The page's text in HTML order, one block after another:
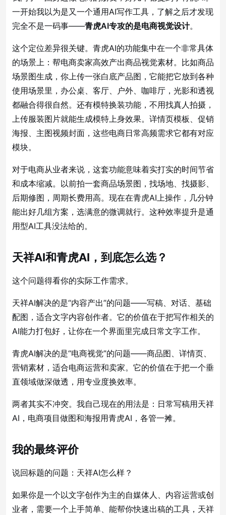
一开始我以为是又一个通用AI写作工具，了解之后才发现
完全不是一码事——青虎AI专攻的是电商视觉设计。
这个定位差异很关键。青虎AI的功能集中在一个非常具体
的场景上：帮电商卖家高效产出商品视觉素材。比如商品
场景图生成，你上传一张白底产品图，它能把它放到各种
使用场景里，办公桌、客厅、户外、咖啡厅，光影和透视
都融合得很自然。还有模特换装功能，不用找真人拍摄，
上传服装图片就能生成模特上身效果。详情页模板、促销
海报、主图视频封面，这些电商日常高频需求它都有对应
模块。
对于电商从业者来说，这套功能意味着实打实的时间节省
和成本缩减。以前拍一套商品场景图，找场地、找摄影、
后期修图，周期长费用高。现在在青虎AI上操作，几分钟
能出好几组方案，选满意的微调就行。这种效率提升是通
用型AI工具没法给的。
天祥AI和青虎AI，到底怎么选？
这个问题得看你的实际工作需求。
天祥AI解决的是“内容产出”的问题——写稿、对话、基础
配图，适合文字内容创作者。它的价值在于把写作相关的
AI能力打包好，让你在一个界面里完成日常文字工作。
青虎AI解决的是“电商视觉”的问题——商品图、详情页、
营销素材，适合电商运营和卖家。它的价值在于把一个垂
直领域做深做透，用专业度换效率。
两者其实不冲突。我自己现在的用法是：日常写稿用天祥
AI，电商项目做图和海报用青虎AI，各管一摊。
我的最终评价
说回标题的问题：天祥AI怎么样？
如果你是一个以文字创作为主的自媒体人、内容运营或创
业者，需要一个上手简单、能帮你快速出稿的工具，天祥